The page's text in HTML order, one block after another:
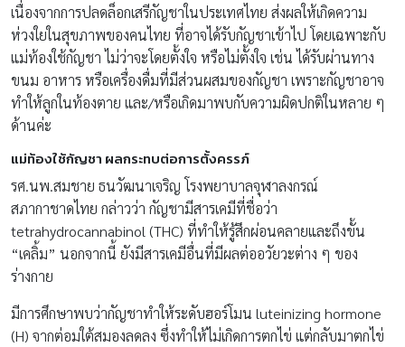
เนื่องจากการปลดล็อกเสรีกัญชาในประเทศไทย ส่งผลให้เกิดความ
ห่วงใยในสุขภาพของคนไทย ที่อาจได้รับกัญชาเข้าไป โดยเฉพาะกับ
แม่ท้องใช้กัญชา ไม่ว่าจะโดยตั้งใจ หรือไม่ตั้งใจ เช่น ได้รับผ่านทาง
ขนม อาหาร หรือเครื่องดื่มที่มีส่วนผสมของกัญชา เพราะกัญชาอาจ
ทำให้ลูกในท้องตาย และ/หรือเกิดมาพบกับความผิดปกติในหลาย ๆ
ด้านค่ะ
แม่ท้องใช้กัญชา ผลกระทบต่อการตั้งครรภ์
รศ.นพ.สมชาย ธนวัฒนาเจริญ โรงพยาบาลจุฬาลงกรณ์
สภากาชาดไทย กล่าวว่า กัญชามีสารเคมีที่ชื่อว่า
tetrahydrocannabinol (THC) ที่ทำให้รู้สึกผ่อนคลายและถึงขั้น
“เคลิ้ม” นอกจากนี้ ยังมีสารเคมีอื่นที่มีผลต่ออวัยวะต่าง ๆ ของ
ร่างกาย
มีการศึกษาพบว่ากัญชาทำให้ระดับฮอร์โมน luteinizing hormone
(H) จากต่อมใต้สมองลดลง ซึ่งทำให้ไม่เกิดการตกไข่ แต่กลับมาตกไข่